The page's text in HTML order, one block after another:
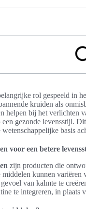
rol gespeeld in
kruiden als
helpen bij het verlichten
gezonde levensstijl.
basis
voor een betere
zijn producten die
kunnen
van kalmte te
te integreren, in plaats